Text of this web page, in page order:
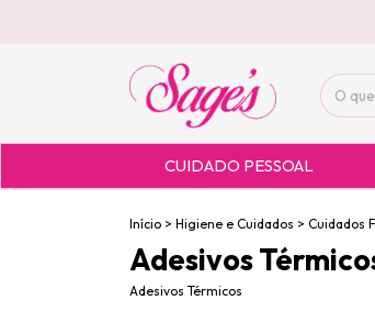
CUIDADO PESSOAL
Início > Higiene e Cuidados > Cuidados
Adesivos
Adesivos Térmicos